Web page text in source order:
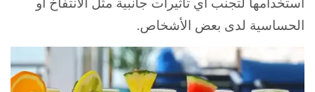
استخدامها لتجنب أي تأثيرات جانبية مثل الانتفاخ أو
الحساسية لدى بعض الأشخاص.